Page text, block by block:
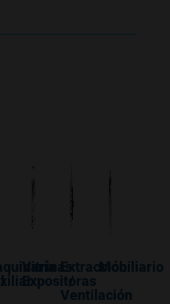
Vitrinas
Expositoras
Extracción
/
Ventilación
Mobiliario